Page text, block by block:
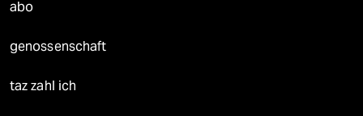
abo
genossenschaft
taz zahl ich